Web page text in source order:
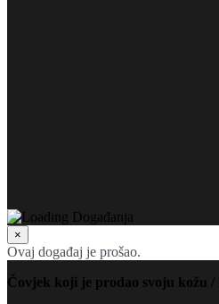
×
Ovaj događaj je prošao.
Čovjek koji je prodao svoju kožu /